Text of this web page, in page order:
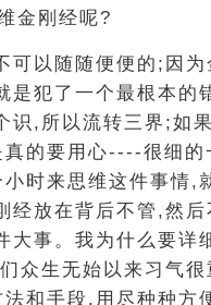
金刚经呢?
可以随随便便的;因
是犯了一个最根本的
识,所以流转三界;如
的要用心----很细
时来思维这件事情,
经放在背后不管,然
大事。我为什么要详
众生无始以来习气
和手段,用尽种种方